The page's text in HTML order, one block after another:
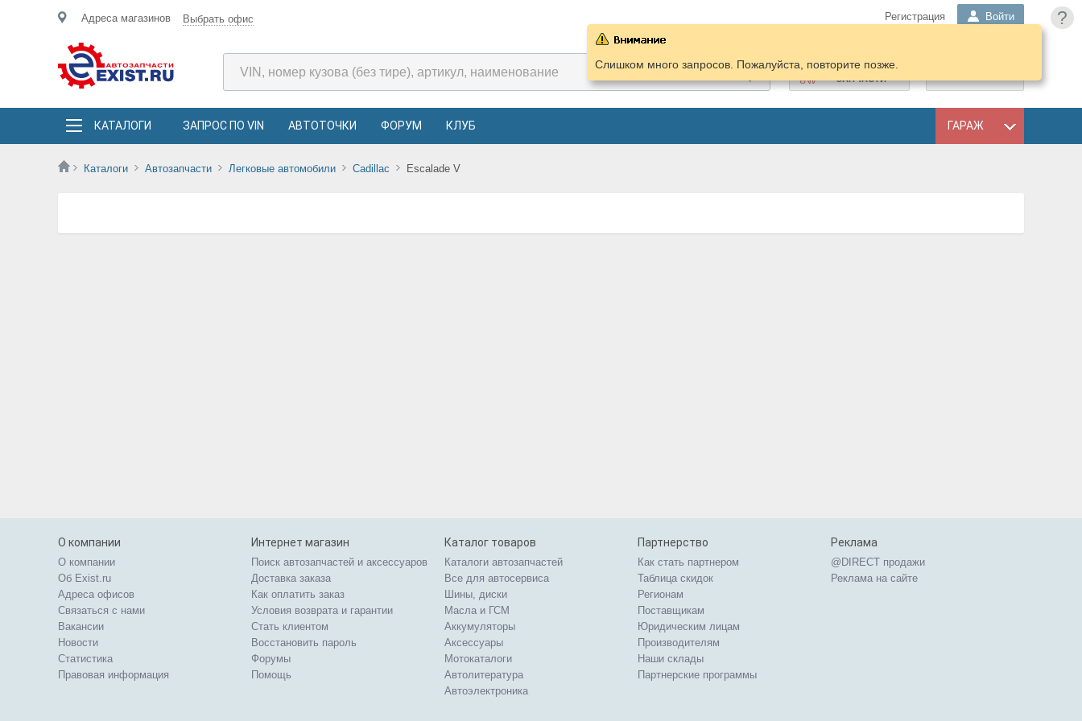
?
Адреса магазинов Выбрать офис Регистрация Войти
ПОДОБРАТЬ
ЗАПЧАСТИ
КАТАЛОГИ ЗАПРОС ПО VIN АВТОТОЧКИ ФОРУМ КЛУБ ГАРАЖ
Каталоги Автозапчасти Легковые автомобили Cadillac Escalade V
Слишком много запросов. Пожалуйста, повторите позже.
О компании
О компании
Об Exist.ru
Адреса офисов
Связаться с нами
Вакансии
Новости
Статистика
Правовая информация
Интернет магазин
Поиск автозапчастей и аксессуаров
Доставка заказа
Как оплатить заказ
Условия возврата и гарантии
Стать клиентом
Восстановить пароль
Форумы
Помощь
Каталог товаров
Каталоги автозапчастей
Все для автосервиса
Шины, диски
Масла и ГСМ
Аккумуляторы
Аксессуары
Мотокаталоги
Автолитература
Автоэлектроника
Партнерство
Как стать партнером
Таблица скидок
Регионам
Поставщикам
Юридическим лицам
Производителям
Наши склады
Партнерские программы
Реклама
@DIRECT продажи
Реклама на сайте